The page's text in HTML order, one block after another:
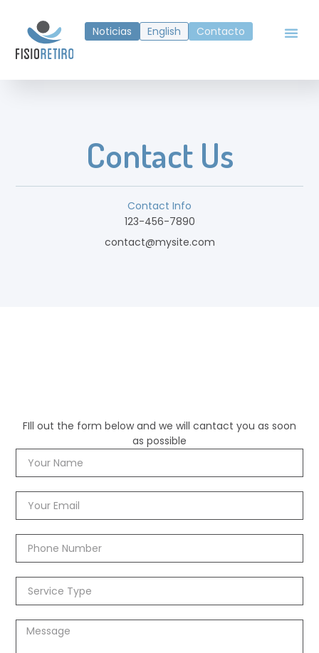
Noticias English Contacto
Contact Us
Contact Info
123-456-7890
contact@mysite.com
FIll out the form below and we will cantact you as soon
as possible